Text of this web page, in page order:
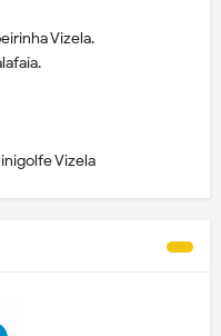
Vizela.
Vizela